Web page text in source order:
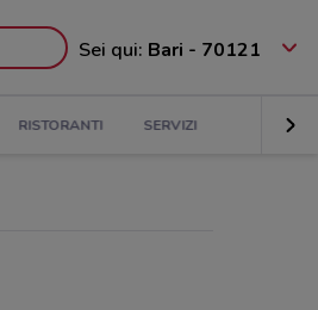
Sei qui: Bari - 70121
RISTORANTI SERVIZI